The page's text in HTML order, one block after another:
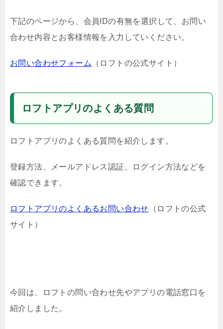
下記のページから、会員IDの有無を選択して、お問い
合わせ内容とお客様情報を入力していください。
お問い合わせフォーム （ロフトの公式サイト）
ロフトアプリのよくある質問
ロフトアプリのよくある質問を紹介します。
登録方法、メールアドレス認証、ログイン方法などを
確認できます。
ロフトアプリのよくあるお問い合わせ （ロフトの公式
サイト）
今回は、ロフトの問い合わせ先やアプリの電話窓口を
紹介しました。